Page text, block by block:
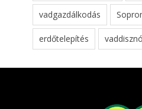
vadgazdálkodás
erdőtelepítés vaddisznó